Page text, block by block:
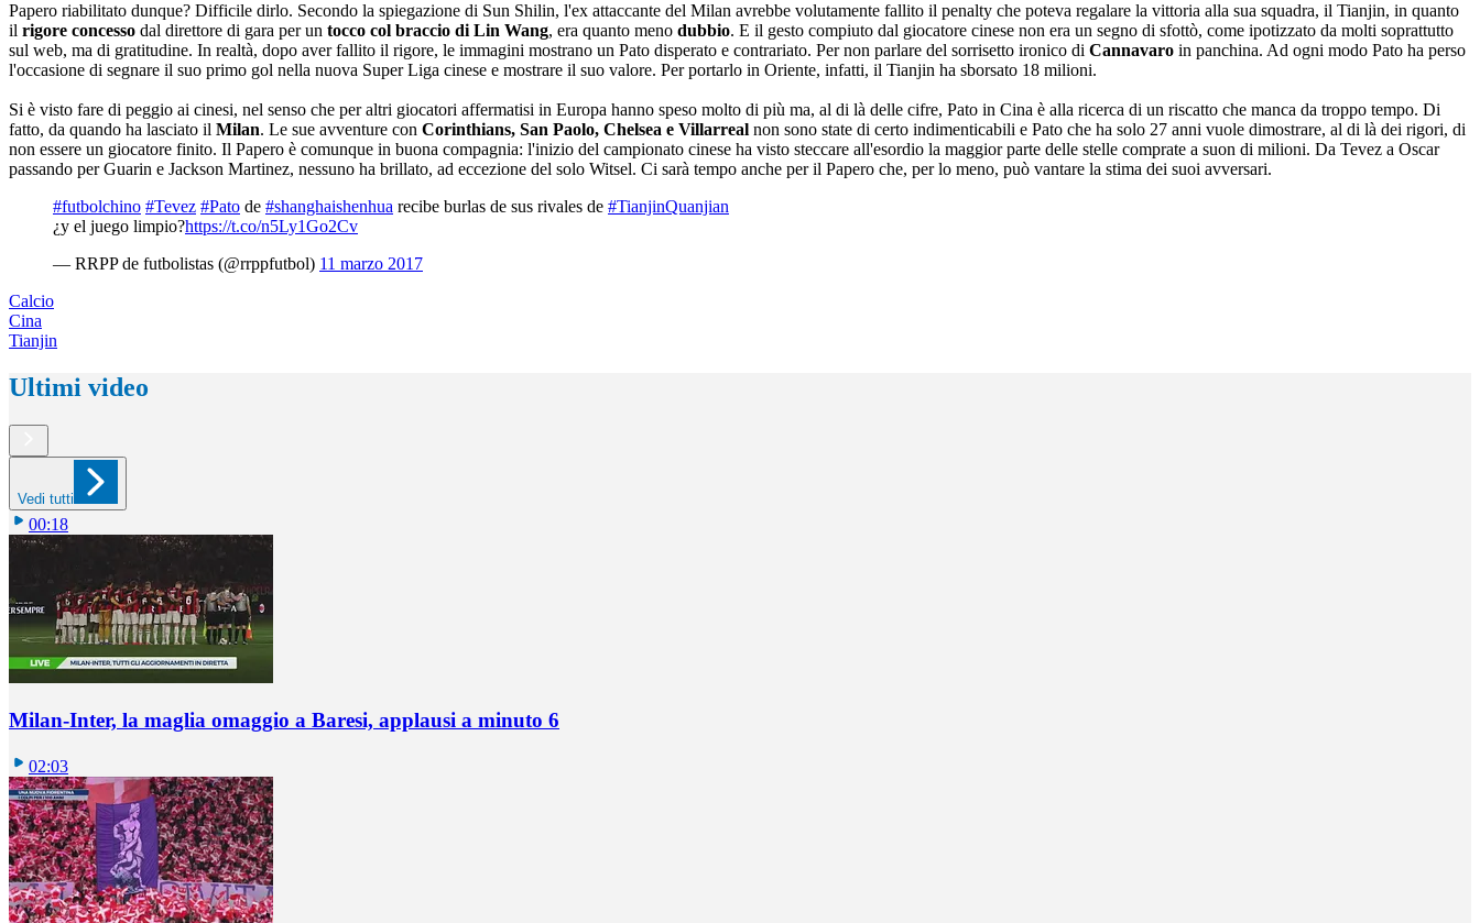
Papero riabilitato dunque? Difficile dirlo. Secondo la spiegazione di Sun Shilin, l'ex attaccante del Milan avrebbe volutamente fallito il penalty che poteva regalare la vittoria alla sua squadra, il Tianjin, in quanto
il rigore concesso dal direttore di gara per un tocco col braccio di Lin Wang, era quanto meno dubbio. E il gesto compiuto dal giocatore cinese non era un segno di sfottò, come ipotizzato da molti soprattutto
sul web, ma di gratitudine. In realtà, dopo aver fallito il rigore, le immagini mostrano un Pato disperato e contrariato. Per non parlare del sorrisetto ironico di Cannavaro in panchina. Ad ogni modo Pato ha perso
l'occasione di segnare il suo primo gol nella nuova Super Liga cinese e mostrare il suo valore. Per portarlo in Oriente, infatti, il Tianjin ha sborsato 18 milioni.
Si è visto fare di peggio ai cinesi, nel senso che per altri giocatori affermatisi in Europa hanno speso molto di più ma, al di là delle cifre, Pato in Cina è alla ricerca di un riscatto che manca da troppo tempo. Di
fatto, da quando ha lasciato il Milan. Le sue avventure con Corinthians, San Paolo, Chelsea e Villarreal non sono state di certo indimenticabili e Pato che ha solo 27 anni vuole dimostrare, al di là dei rigori, di
non essere un giocatore finito. Il Papero è comunque in buona compagnia: l'inizio del campionato cinese ha visto steccare all'esordio la maggior parte delle stelle comprate a suon di milioni. Da Tevez a Oscar
passando per Guarin e Jackson Martinez, nessuno ha brillato, ad eccezione del solo Witsel. Ci sarà tempo anche per il Papero che, per lo meno, può vantare la stima dei suoi avversari.
#futbolchino #Tevez #Pato de #shanghaishenhua recibe burlas de sus rivales de #TianjinQuanjian
¿y el juego limpio?https://t.co/n5Ly1Go2Cv
— RRPP de futbolistas (@rrppfutbol) 11 marzo 2017
Calcio
Cina
Tianjin
Ultimi video
Vedi tutti
00:18
Milan-Inter, la maglia omaggio a Baresi, applausi a minuto 6
02:03